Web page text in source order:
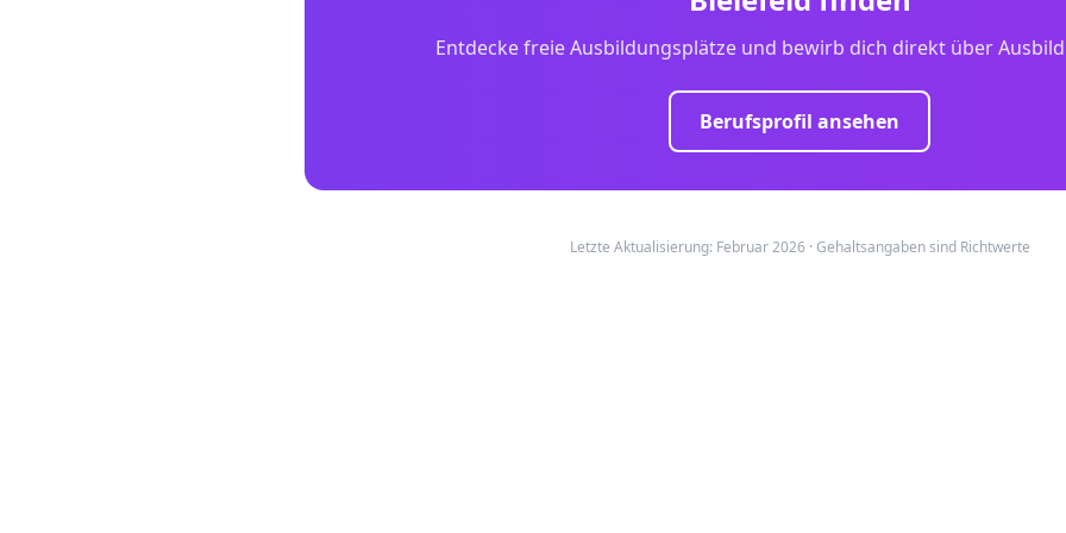
Entdecke freie Ausbildungsplätze und bewirb dich direkt über
Berufsprofil ansehen
Letzte Aktualisierung: Februar 2026 · Gehaltsangaben sind Richtwerte